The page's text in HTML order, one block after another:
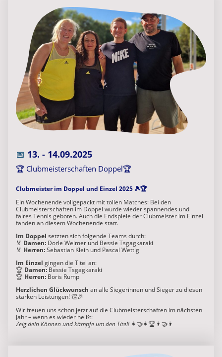
📅 13. - 14.09.2025
🏆 Clubmeisterschaften Doppel🏆
Clubmeister im Doppel und Einzel 2025 🎾🏆
Ein Wochenende vollgepackt mit tollen Matches: Bei den
Clubmeisterschaften im Doppel wurde wieder spannendes und
faires Tennis geboten. Auch die Endspiele der Clubmeister im Einzel
fanden an diesem Wochenende statt.
Im Doppel setzten sich folgende Teams durch:
🏅 Damen: Dorle Weimer und Bessie Tsgagkaraki
🏅 Herren:Sebastian Klein und Pascal Wettig
Im Einzel gingen die Titel an:
🏆 Damen: Bessie Tsgagkaraki
🏆 Herren: Boris Rump
Herzlichen Glückwunsch an alle Siegerinnen und Sieger zu diesen
starken Leistungen! 👏🎉
Wir freuen uns schon jetzt auf die Clubmeisterschaften im nächsten
Jahr – wenn es wieder heißt:
Zeig dein Können und kämpfe um den Titel! 👩‍🤝‍👩🏆👨‍🤝‍👨